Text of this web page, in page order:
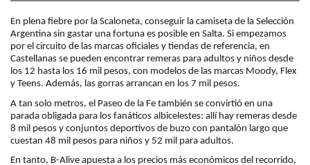
En plena fiebre por la Scaloneta, conseguir la camiseta de la Selección
Argentina sin gastar una fortuna es posible en Salta. Si empezamos
por el circuito de las marcas oficiales y tiendas de referencia, en
Castellanas se pueden encontrar remeras para adultos y niños desde
los 12 hasta los 16 mil pesos, con modelos de las marcas Moody, Flex
y Teens. Además, las gorras arrancan en los 7 mil pesos.
A tan solo metros, el Paseo de la Fe también se convirtió en una
parada obligada para los fanáticos albicelestes: allí hay remeras desde
8 mil pesos y conjuntos deportivos de buzo con pantalón largo que
cuestan 48 mil pesos para niños y 52 mil para adultos.
En tanto, B-Alive apuesta a los precios más económicos del recorrido,